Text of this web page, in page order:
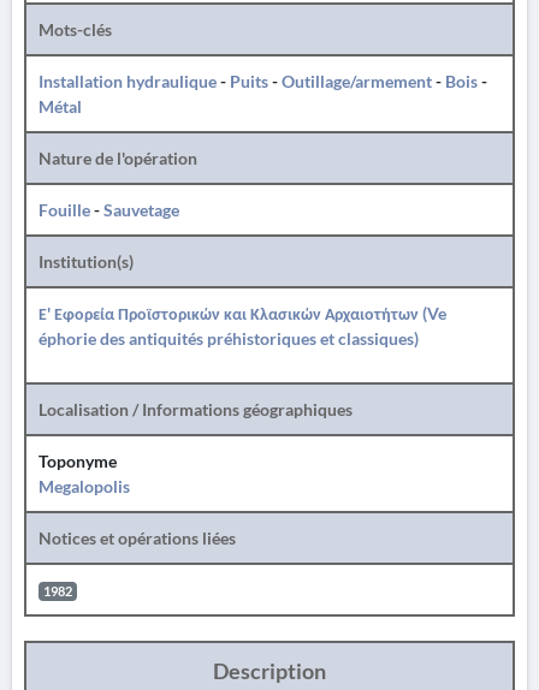
Mots-clés
Installation hydraulique- Puits-Outillage/armement- Bois-
Métal
Nature de l'opération
Fouille-Sauvetage
Institution(s)
Ε' Εφορεία Προϊστορικών και Κλασικών Αρχαιοτήτων (Ve
éphorie des antiquités préhistoriques et classiques)
Localisation / Informations géographiques
Toponyme
Megalopolis
Notices et opérations liées
1982
Description